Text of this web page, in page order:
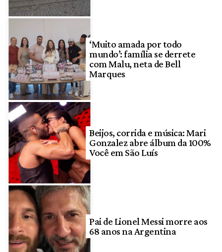
‘Muito amada por todo
mundo’: família se derrete
com Malu, neta de Bell
Marques
Beijos, corrida e música: Mari
Gonzalez abre álbum da 100%
Você em São Luís
Pai de Lionel Messi morre aos
68 anos na Argentina